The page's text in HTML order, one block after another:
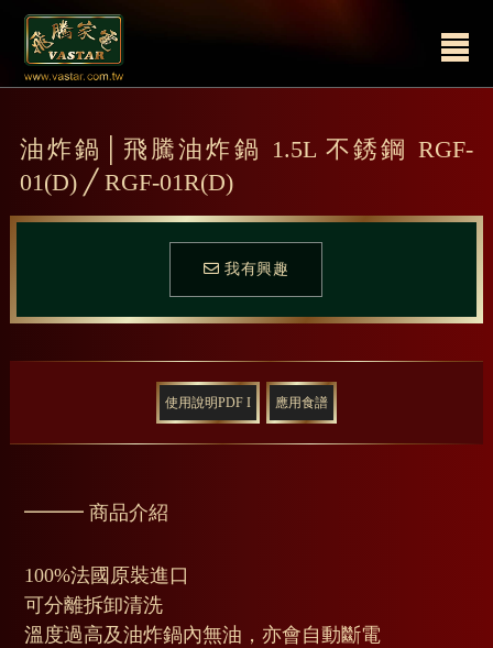
油炸鍋│飛騰油炸鍋 1.5L 不銹鋼 RGF-
01(D) ╱ RGF-01R(D)
我有興趣
使用說明PDF I 應用食譜
━━━ 商品介紹
100%法國原裝進口
可分離拆卸清洗
溫度過高及油炸鍋內無油，亦會自動斷電